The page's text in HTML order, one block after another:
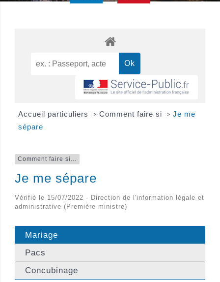
Accueil particuliers > Comment faire si > Je me
sépare
Comment faire si...
Je me sépare
Vérifié le 15/07/2022 - Direction de l'information légale et
administrative (Première ministre)
Mariage
Pacs
Concubinage